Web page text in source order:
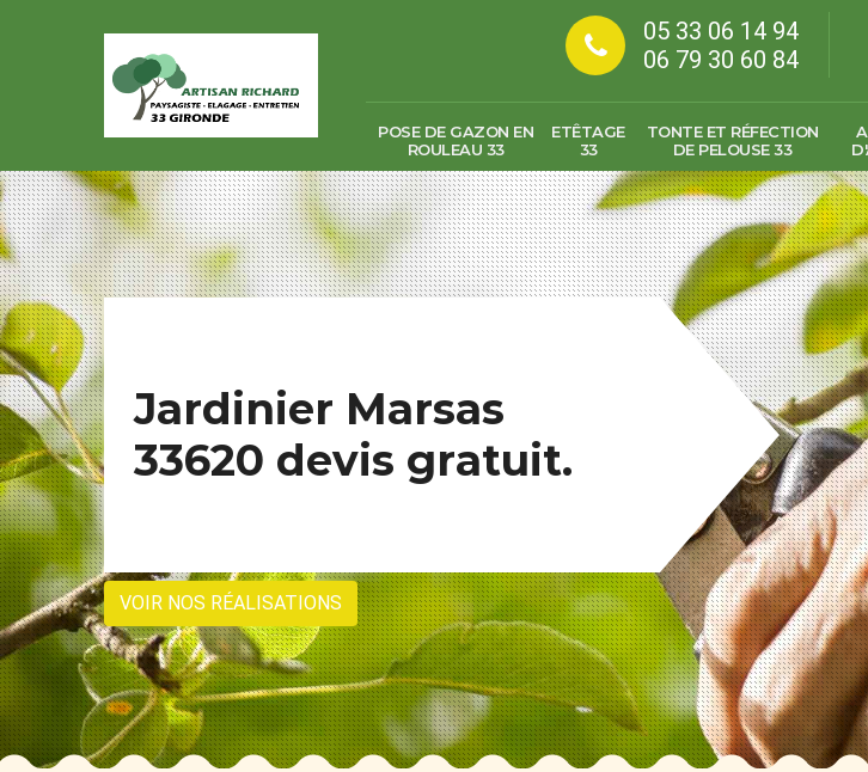
05 33 06 14 94
06 79 30 60 84
POSE DE GAZON EN
ROULEAU 33
ETÊTAGE
33
TONTE ET RÉFECTION
DE PELOUSE 33
Jardinier Marsas
33620 devis gratuit.
VOIR NOS RÉALISATIONS